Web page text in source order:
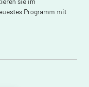
Programm mit